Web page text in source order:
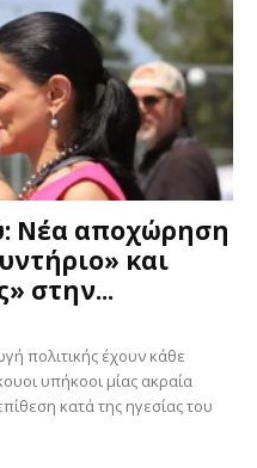
Νέα αποχώρηση
και
στην...
πολιτικής έχουν κάθε
υπήκοοι μίας ακραία
κατά της ηγεσίας του